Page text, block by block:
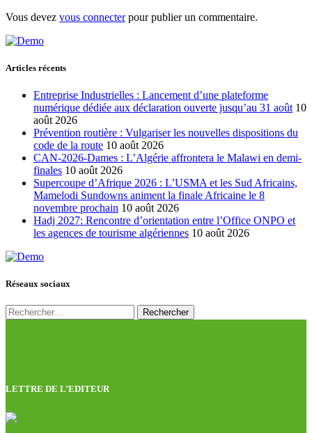
Vous devez vous connecterpour publier un commentaire.
Articles récents
Entreprise Industrielles : Lancement d’une plateforme
numérique dédiée aux déclaration ouverte jusqu’au 31 août 10
août 2026
Prévention routière : Vulgariser les nouvelles dispositions du
code de la route 10 août 2026
CAN-2026-Dames : L’Algérie affrontera le Malawi en demi-
finales 10 août 2026
Supercoupe d’Afrique 2026 : L’USMA et les Sud Africains,
Mamelodi Sundowns animent la finale Africaine le 8
novembre prochain 10 août 2026
Hadj 2027: Rencontre d’orientation entre l’Office ONPO et
les agences de tourisme algériennes 10 août 2026
Réseaux sociaux
Rechercher :
LETTRE DE L’EDITEUR